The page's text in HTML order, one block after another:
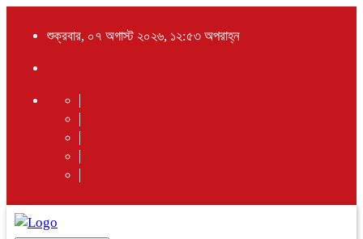
শুক্রবার, ০৭ অগাস্ট ২০২৬, ১২:৫৩ অপরাহ্ন